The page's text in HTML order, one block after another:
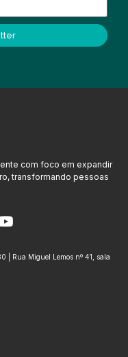
com foco em expandir
transformando pessoas
| Rua Miguel Lemos nº 41, sala